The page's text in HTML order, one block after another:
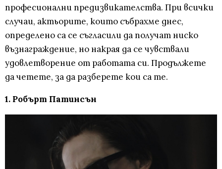
професионални предизвикателства. При всички
случаи, актьорите, които събрахме днес,
определено са се съгласили да получат ниско
възнаграждение, но накрая да се чувствали
удовлетворение от работата си. Продължете
да четете, за да разберете кои са те.
1. Робърт Патинсън